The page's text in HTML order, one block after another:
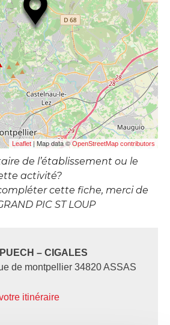
Leaflet | Map data ©OpenStreetMap contributors
de l’établissement ou le
activité?
cette fiche, merci de
PIC ST LOUP
– CIGALES
de montpellier 34820 ASSAS
itinéraire